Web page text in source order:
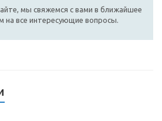
мы свяжемся с вами в ближайшее
на все интересующие вопросы.